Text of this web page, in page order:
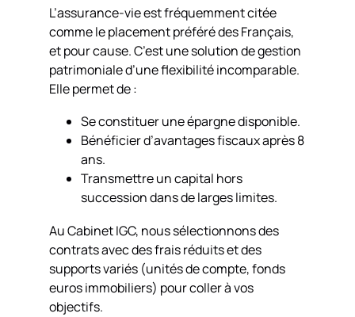
L’assurance-vie est fréquemment citée
comme le placement préféré des Français,
et pour cause. C’est une solution de gestion
patrimoniale d’une flexibilité incomparable.
Elle permet de :
Se constituer une épargne disponible.
Bénéficier d’avantages fiscaux après 8
ans.
Transmettre un capital hors
succession dans de larges limites.
Au Cabinet IGC, nous sélectionnons des
contrats avec des frais réduits et des
supports variés (unités de compte, fonds
euros immobiliers) pour coller à vos
objectifs.